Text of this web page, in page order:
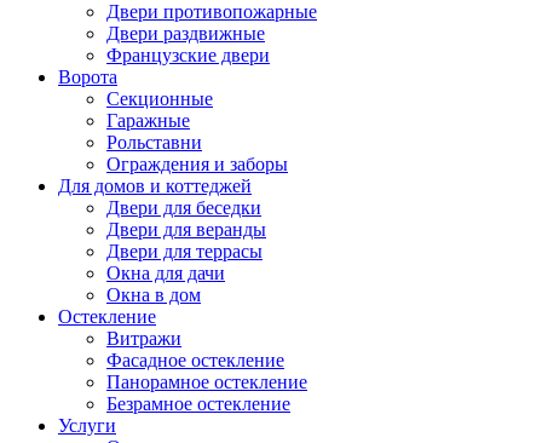
Двери противопожарные
Двери раздвижные
Французские двери
Ворота
Секционные
Гаражные
Рольставни
Ограждения и заборы
Для домов и коттеджей
Двери для беседки
Двери для веранды
Двери для террасы
Окна для дачи
Окна в дом
Остекление
Витражи
Фасадное остекление
Панорамное остекление
Безрамное остекление
Услуги